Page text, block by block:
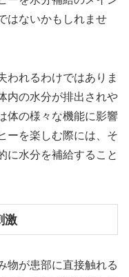
はないかもしれませ
われるわけではありま
内の水分が排出されや
体の様々な機能に影響
ーを楽しむ際には、そ
に水分を補給すること
激
物が患部に直接触れる